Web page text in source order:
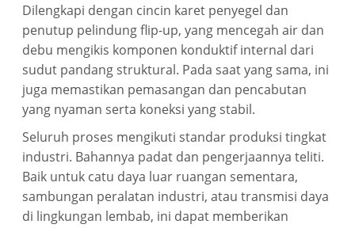
Dilengkapi dengan cincin karet penyegel dan
penutup pelindung flip-up, yang mencegah air dan
debu mengikis komponen konduktif internal dari
sudut pandang struktural. Pada saat yang sama, ini
juga memastikan pemasangan dan pencabutan
yang nyaman serta koneksi yang stabil.
Seluruh proses mengikuti standar produksi tingkat
industri. Bahannya padat dan pengerjaannya teliti.
Baik untuk catu daya luar ruangan sementara,
sambungan peralatan industri, atau transmisi daya
di lingkungan lembab, ini dapat memberikan